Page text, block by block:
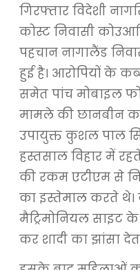
गिरफ्तार विदेशी
कोस्ट निवासी
पहचान नागालैंड
हुई है। आरोपियों के
समेत पांच मोबाइल
मामले की छानबीन
उपायुक्त कुशल पाल
हस्तसाल विहार में
की रकम एटीएम से
का इस्तेमाल करते थे।
मैट्रिमोनियल साइट
कर शादी का झांसा